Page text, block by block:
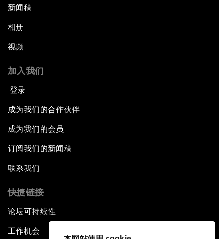
新闻稿
相册
视频
加入我们
登录
成为我们的合作伙伴
成为我们的会员
订阅我们的新闻稿
联系我们
快捷链接
论坛可持续性
工作机会